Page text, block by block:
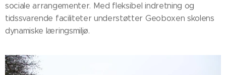
sociale arrangementer. Med fleksibel indretning og
tidssvarende faciliteter understøtter Geoboxen skolens
dynamiske læringsmiljø.